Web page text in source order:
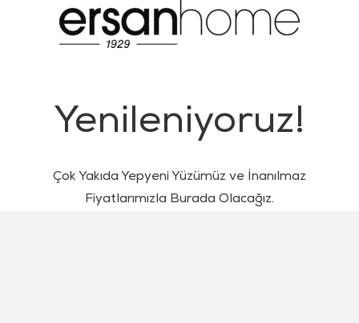
Yenileniyoruz!
Çok Yakıda Yepyeni Yüzümüz ve İnanılmaz
Fiyatlarımızla Burada Olacağız.